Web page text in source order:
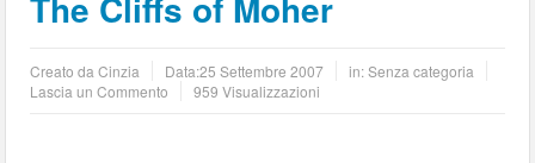
Creato daCinzia Data:25 Settembre 2007
in: Senza categoria
Lascia un Commento
959 Visualizzazioni